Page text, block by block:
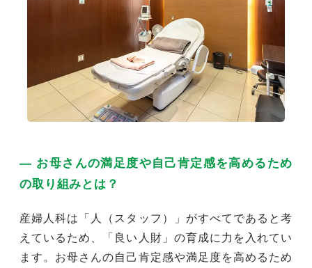
― お母さんの満足度や自己肯定感を高めるため
の取り組みとは？
産婦人科は「人（スタッフ）」がすべてであると考
えているため、「良い人財」の育成に力を入れてい
ます。お母さんの自己肯定感や満足度を高めるため